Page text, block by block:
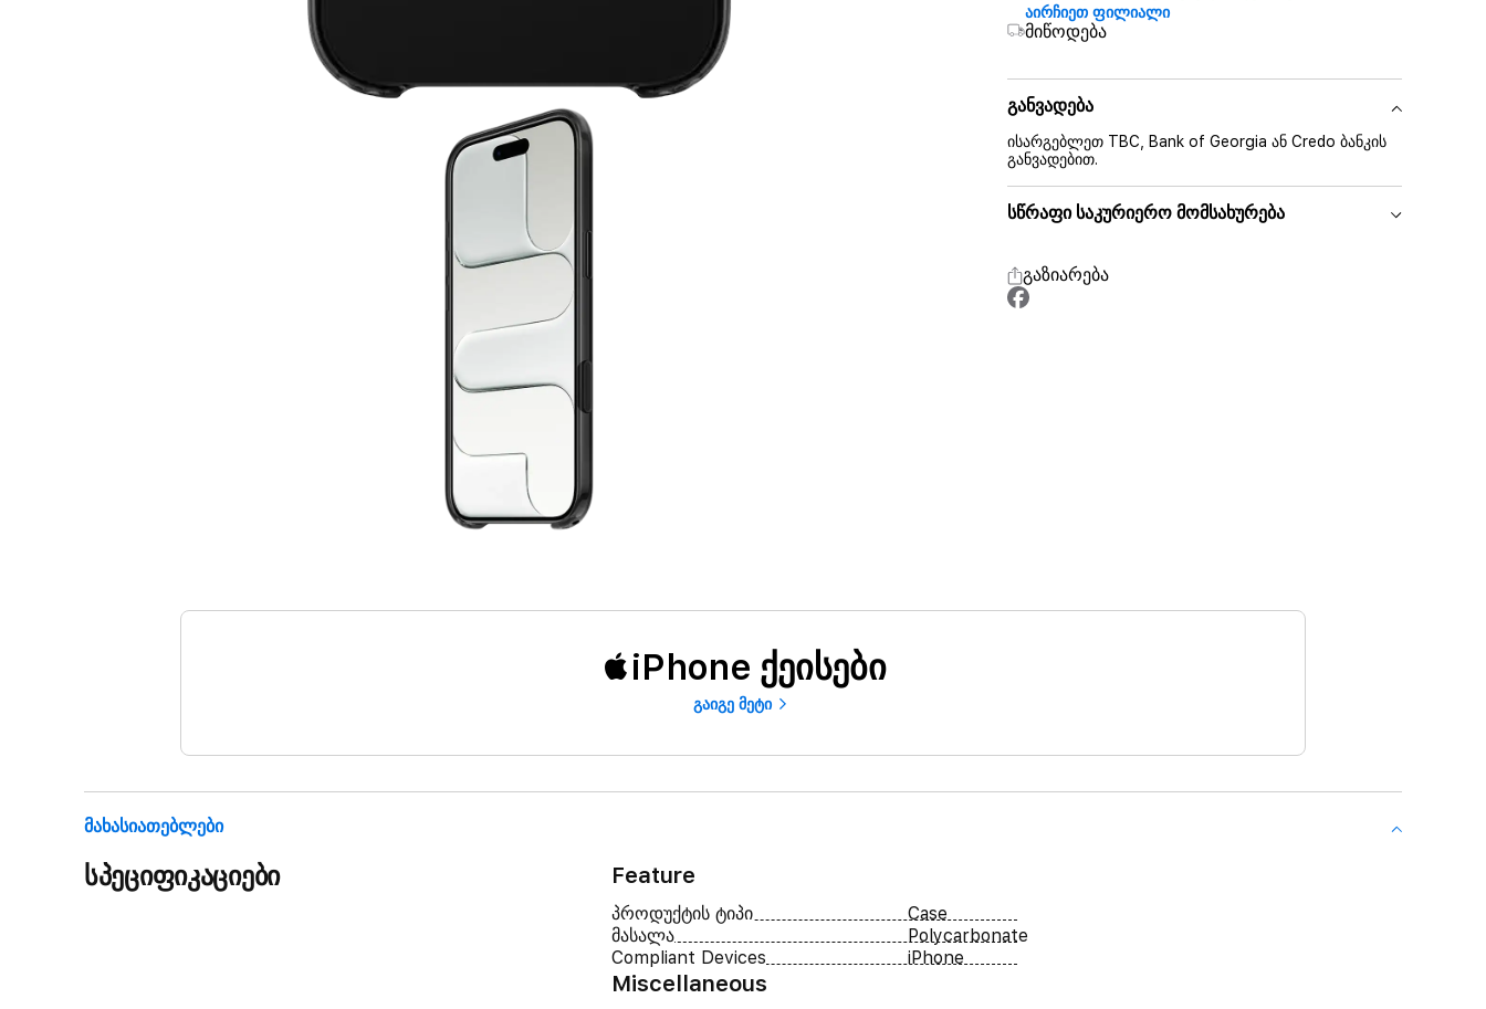
აირჩიეთ ფილიალი
მიწოდება
განვადება
ისარგებლეთ TBC, Bank of Georgia ან Credo ბანკის
განვადებით.
სწრაფი საკურიერო მომსახურება
გაზიარება
iPhone ქეისები
გაიგე მეტი
Მახასიათებლები
სპეციფიკაციები Feature
პროდუქტის ტიპი
Case
მასალა
Polycarbonate
Compliant Devices
iPhone
Miscellaneous